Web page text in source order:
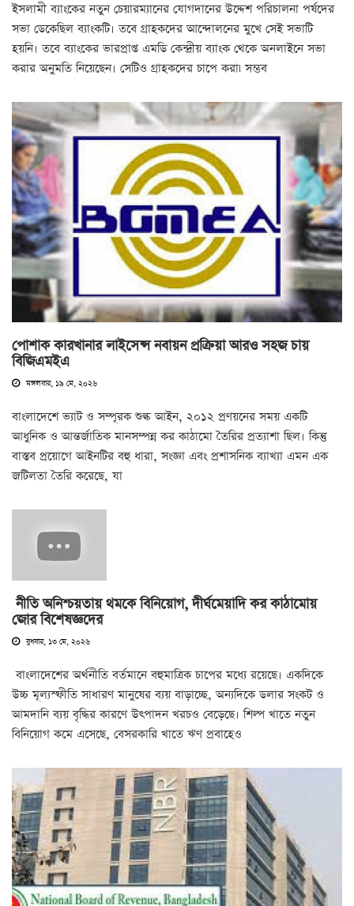
ইসলামী ব্যাংকের নতুন চেয়ারম্যানের যোগদানের উদ্দেশ পরিচালনা পর্ষদের
সভা ডেকেছিল ব্যাংকটি। তবে গ্রাহকদের আন্দোলনের মুখে সেই সভাটি
হয়নি। তবে ব্যাংকের ভারপ্রাপ্ত এমডি কেন্দ্রীয় ব্যাংক থেকে অনলাইনে সভা
করার অনুমতি নিয়েছেন। সেটিও গ্রাহকদের চাপে করা৷ সম্ভব
পোশাক কারখানার লাইসেন্স নবায়ন প্রক্রিয়া আরও সহজ চায়
বিজিএমইএ
মঙ্গলবার, ১৯ মে, ২০২৬
বাংলাদেশে ভ্যাট ও সম্পূরক শুল্ক আইন, ২০১২ প্রণয়নের সময় একটি
আধুনিক ও আন্তর্জাতিক মানসম্পন্ন কর কাঠামো তৈরির প্রত্যাশা ছিল। কিন্তু
বাস্তব প্রয়োগে আইনটির বহু ধারা, সংজ্ঞা এবং প্রশাসনিক ব্যাখ্যা এমন এক
জটিলতা তৈরি করেছে, যা
নীতি অনিশ্চয়তায় থমকে বিনিয়োগ, দীর্ঘমেয়াদি কর কাঠামোয়
জোর বিশেষজ্ঞদের
বুধবার, ১৩ মে, ২০২৬
বাংলাদেশের অর্থনীতি বর্তমানে বহুমাত্রিক চাপের মধ্যে রয়েছে। একদিকে
উচ্চ মূল্যস্ফীতি সাধারণ মানুষের ব্যয় বাড়াচ্ছে, অন্যদিকে ডলার সংকট ও
আমদানি ব্যয় বৃদ্ধির কারণে উৎপাদন খরচও বেড়েছে। শিল্প খাতে নতুন
বিনিয়োগ কমে এসেছে, বেসরকারি খাতে ঋণ প্রবাহেও